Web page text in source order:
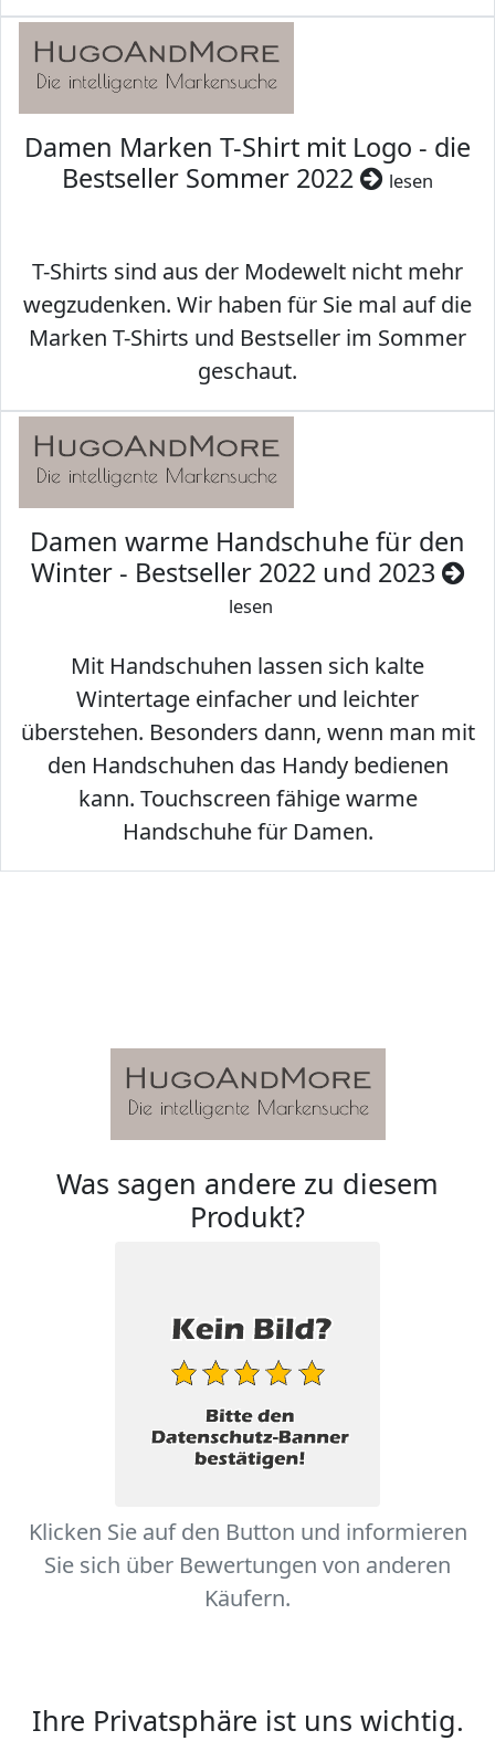
Damen Marken T-Shirt mit Logo - die
Bestseller Sommer 2022
lesen
T-Shirts sind aus der Modewelt nicht mehr
wegzudenken. Wir haben für Sie mal auf die
Marken T-Shirts und Bestseller im Sommer
geschaut.
Damen warme Handschuhe für den
Winter - Bestseller 2022 und 2023
lesen
Mit Handschuhen lassen sich kalte
Wintertage einfacher und leichter
überstehen. Besonders dann, wenn man mit
den Handschuhen das Handy bedienen
kann. Touchscreen fähige warme
Handschuhe für Damen.
Was sagen andere zu diesem
Produkt?
Klicken Sie auf den Button und informieren
Sie sich über Bewertungen von anderen
Käufern.
Ihre Privatsphäre ist uns wichtig.